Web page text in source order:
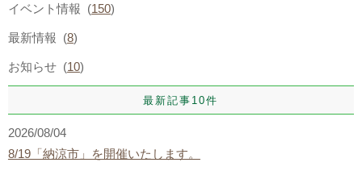
イベント情報 (150)
最新情報 (8)
お知らせ (10)
最新記事10件
2026/08/04
8/19「納涼市」を開催いたします。